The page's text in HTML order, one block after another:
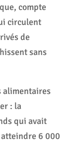
compte
circulent
de
sans
alimentaires
: la
qui avait
6 000